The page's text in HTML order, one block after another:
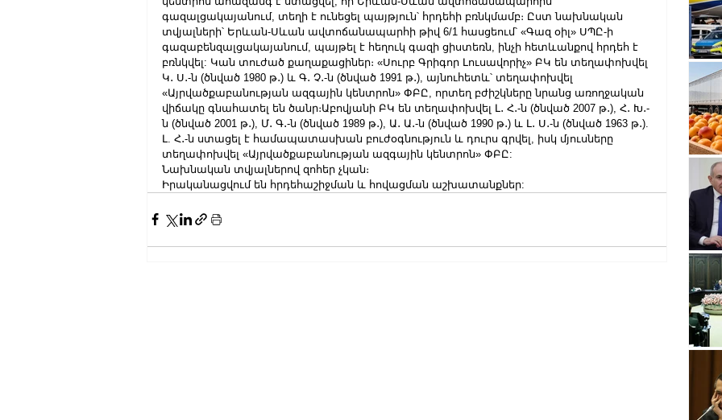
գազալցակայանում, տեղի է ունեցել պայթյուն՝ հրդեհի բռնկմամբ։ Ըստ նախնական
տվյալների՝ Երևան-Սևան ավտոճանապարհի թիվ 6/1 հասցեում՝ «Գազ օիլ» ՍՊԸ-ի
գազաբենզալցակայանում, պայթել է հեղուկ գազի ցիստեռն, ինչի հետևանքով հրդեհ է
բռնկվել: Կան տուժած քաղաքացիներ։ «Սուրբ Գրիգոր Լուսավորիչ» ԲԿ են տեղափոխվել
Կ․ Ս․-ն (ծնված 1980 թ․) և Գ․ Չ․-ն (ծնված 1991 թ․), այնուհետև՝ տեղափոխվել
«Այրվածքաբանության ազգային կենտրոն» ՓԲԸ, որտեղ բժիշկները նրանց առողջական
վիճակը գնահատել են ծանր։Աբովյանի ԲԿ են տեղափոխվել Լ․ Հ․-ն (ծնված 2007 թ․), Հ․ Խ․-
ն (ծնված 2001 թ․), Մ․ Գ․-ն (ծնված 1989 թ․), Ա․ Ա․-ն (ծնված 1990 թ․) և Լ․ Ս․-ն (ծնված 1963 թ․).
Լ. Հ․-ն ստացել է համապատասխան բուժօգնություն և դուրս գրվել, իսկ մյուսները
տեղափոխվել «Այրվածքաբանության ազգային կենտրոն» ՓԲԸ:
Նախնական տվյալներով զոհեր չկան։
Իրականացվում են հրդեհաշիջման և հովացման աշխատանքներ: